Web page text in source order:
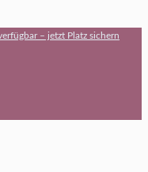
– jetzt Platz sichern